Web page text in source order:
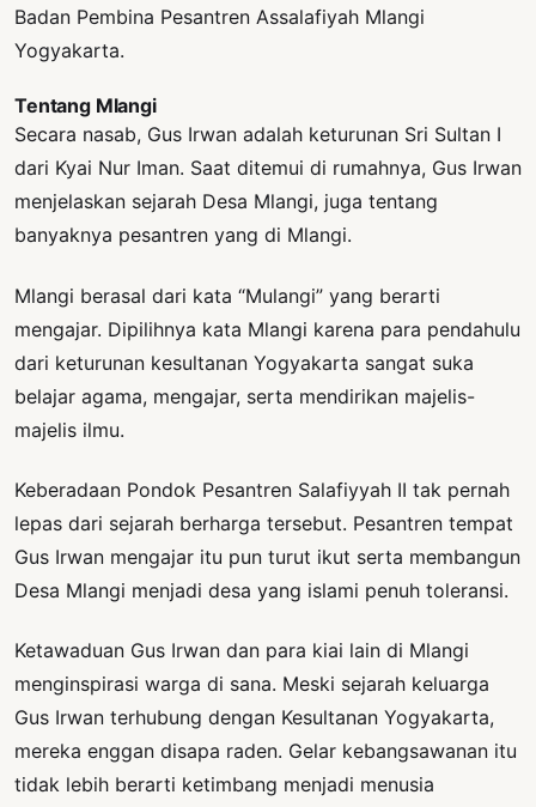
Badan Pembina Pesantren Assalafiyah Mlangi
Yogyakarta.
Tentang Mlangi
Secara nasab, Gus Irwan adalah keturunan Sri Sultan I
dari Kyai Nur Iman. Saat ditemui di rumahnya, Gus Irwan
menjelaskan sejarah Desa Mlangi, juga tentang
banyaknya pesantren yang di Mlangi.
Mlangi berasal dari kata “Mulangi” yang berarti
mengajar. Dipilihnya kata Mlangi karena para pendahulu
dari keturunan kesultanan Yogyakarta sangat suka
belajar agama, mengajar, serta mendirikan majelis-
majelis ilmu.
Keberadaan Pondok Pesantren Salafiyyah II tak pernah
lepas dari sejarah berharga tersebut. Pesantren tempat
Gus Irwan mengajar itu pun turut ikut serta membangun
Desa Mlangi menjadi desa yang islami penuh toleransi.
Ketawaduan Gus Irwan dan para kiai lain di Mlangi
menginspirasi warga di sana. Meski sejarah keluarga
Gus Irwan terhubung dengan Kesultanan Yogyakarta,
mereka enggan disapa raden. Gelar kebangsawanan itu
tidak lebih berarti ketimbang menjadi menusia